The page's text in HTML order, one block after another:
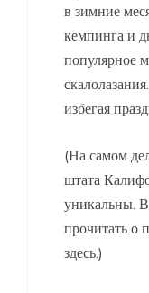
в зимние
кемпинга и
популярное
избегая
(На самом
штата
уникальны.
прочитать о
здесь.)